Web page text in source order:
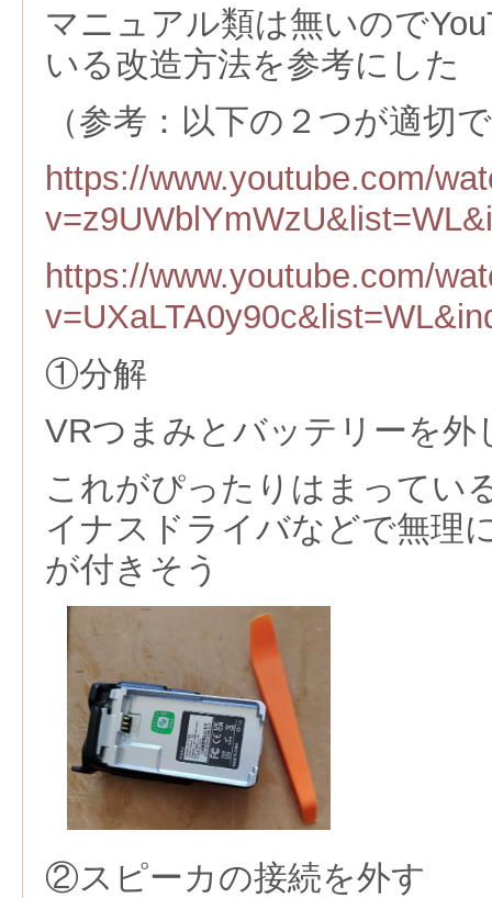
マニュアル類は無いので
いる改造方法を参考にした
（参考：以下の２つが適切
https://www.youtube.com/
https://www.youtube.com/
①分解
VRつまみとバッテリーを外
これがぴったりはまってい
イナスドライバなどで無理
が付きそう
②スピーカの接続を外す